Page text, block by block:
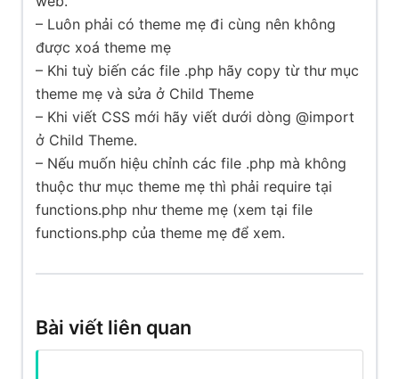
– Luôn phải có theme mẹ đi cùng nên không
được xoá theme mẹ
– Khi tuỳ biến các file .php hãy copy từ thư mục
theme mẹ và sửa ở Child Theme
– Khi viết CSS mới hãy viết dưới dòng @import
ở Child Theme.
– Nếu muốn hiệu chỉnh các file .php mà không
thuộc thư mục theme mẹ thì phải require tại
functions.php như theme mẹ (xem tại file
functions.php của theme mẹ để xem.
Bài viết liên quan